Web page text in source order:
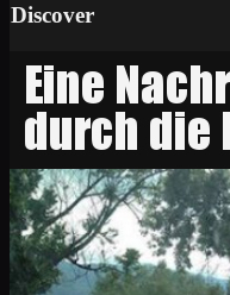
Discover